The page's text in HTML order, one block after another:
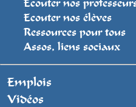
Ecouter nos
Ecouter nos élèves
Ressources pour tous
Assos, liens sociaux
Emplois
Vidéos